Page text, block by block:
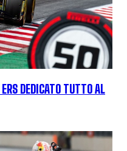
DEDICATO TUTTO AL